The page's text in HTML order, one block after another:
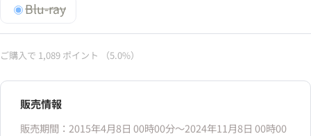
Blu-ray
ご購入で 1,089 ポイント （5.0%）
販売情報
販売期間：2015年4月8日 00時00分〜2024年11月8日 00時00